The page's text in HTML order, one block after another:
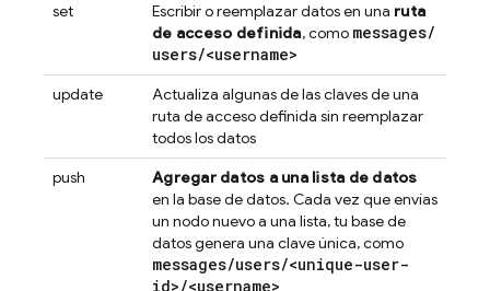
set Escribir o reemplazar datos en una ruta
de acceso definida, como messages/
users/<username>
update
Actualiza algunas de las claves de una
ruta de acceso definida sin reemplazar
todos los datos
push
Agregar datos a una lista de datos
en la base de datos. Cada vez que envías
un nodo nuevo a una lista, tu base de
datos genera una clave única, como
messages/users/<unique-user-
id>/<username>